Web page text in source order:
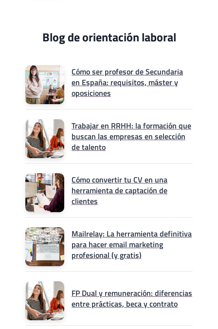
Blog de orientación laboral
Cómo ser profesor de Secundaria
en España: requisitos, máster y
oposiciones
Trabajar en RRHH: la formación que
buscan las empresas en selección
de talento
Cómo convertir tu CV en una
herramienta de captación de
clientes
Mailrelay: La herramienta definitiva
para hacer email marketing
profesional (y gratis)
FP Dual y remuneración: diferencias
entre prácticas, beca y contrato